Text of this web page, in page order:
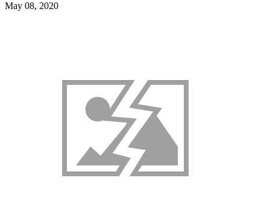
May 08, 2020